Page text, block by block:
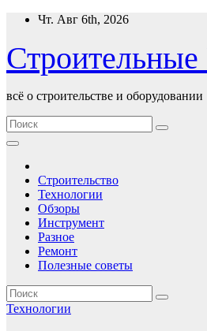
Перейти
содержимому
Чт. Авг 6th, 2026
всё о строительстве и оборудовании
Строительство
Технологии
Обзоры
Инструмент
Разное
Ремонт
Полезные советы
Технологии